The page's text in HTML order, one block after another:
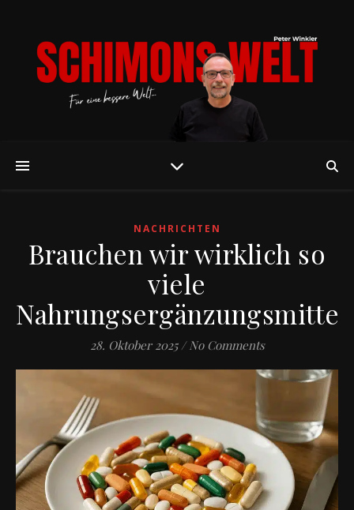
NACHRICHTEN
Brauchen wir wirklich so
viele
28. Oktober 2025 / No Comments